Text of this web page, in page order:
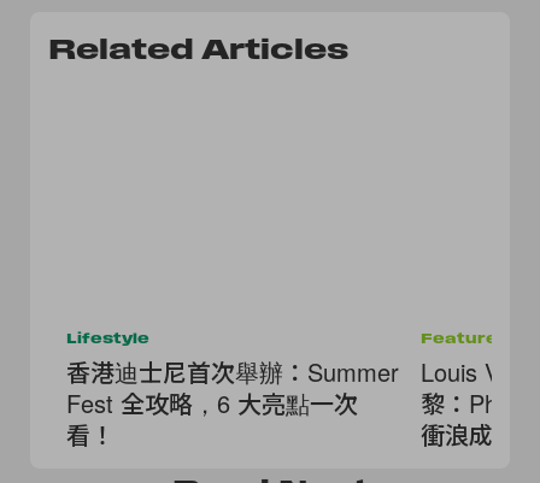
Related Articles
Lifestyle
香港迪士尼首次舉辦：Summer
Fest 全攻略，6 大亮點一次
看！
Features
Louis
黎：
衝浪成為